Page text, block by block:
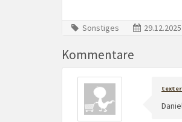
Sonstiges
Kommentare